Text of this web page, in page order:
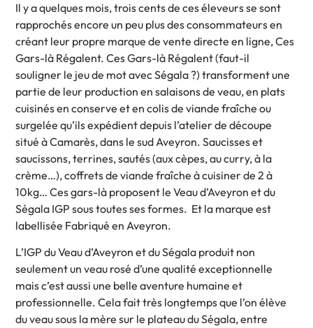
Il y a quelques mois, trois cents de ces éleveurs se sont
rapprochés encore un peu plus des consommateurs en
créant leur propre marque de vente directe en ligne, Ces
Gars-là Régalent. Ces Gars-là Régalent (faut-il
souligner le jeu de mot avec Ségala ?) transforment une
partie de leur production en salaisons de veau, en plats
cuisinés en conserve et en colis de viande fraîche ou
surgelée qu’ils expédient depuis l’atelier de découpe
situé à Camarès, dans le sud Aveyron. Saucisses et
saucissons, terrines, sautés (aux cèpes, au curry, à la
crème…), coffrets de viande fraîche à cuisiner de 2 à
10kg… Ces gars-là proposent le Veau d’Aveyron et du
Ségala IGP sous toutes ses formes. Et la marque est
labellisée Fabriqué en Aveyron.
L’IGP du Veau d’Aveyron et du Ségala produit non
seulement un veau rosé d’une qualité exceptionnelle
mais c’est aussi une belle aventure humaine et
professionnelle. Cela fait très longtemps que l’on élève
du veau sous la mère sur le plateau du Ségala, entre